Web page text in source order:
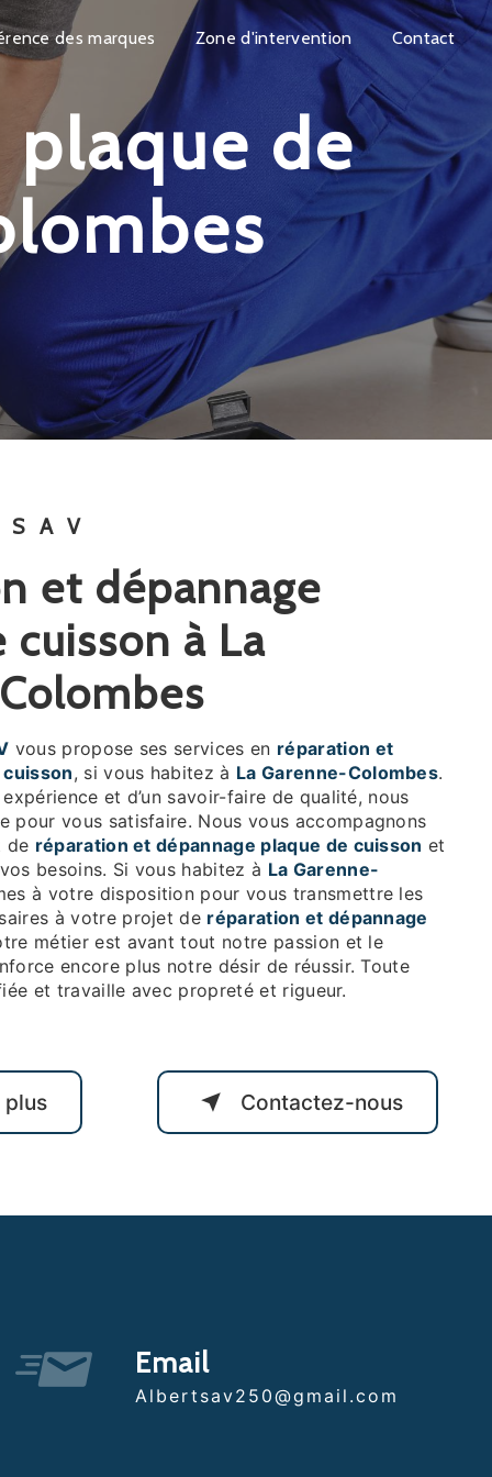
des marques Zone d'intervention Contact
SAV
cuisson à La
vous propose ses services en réparation et
, si vous habitez à La Garenne-Colombes.
expérience et d’un savoir-faire de qualité, nous
pour vous satisfaire. Nous vous accompagnons
de réparation et dépannage plaque de cuisson et
besoins. Si vous habitez à La Garenne-
à votre disposition pour vous transmettre les
à votre projet de réparation et dépannage
métier est avant tout notre passion et le
encore plus notre désir de réussir. Toute
et travaille avec propreté et rigueur.
plus Contactez-nous
Email
albertsav250@gmail.com